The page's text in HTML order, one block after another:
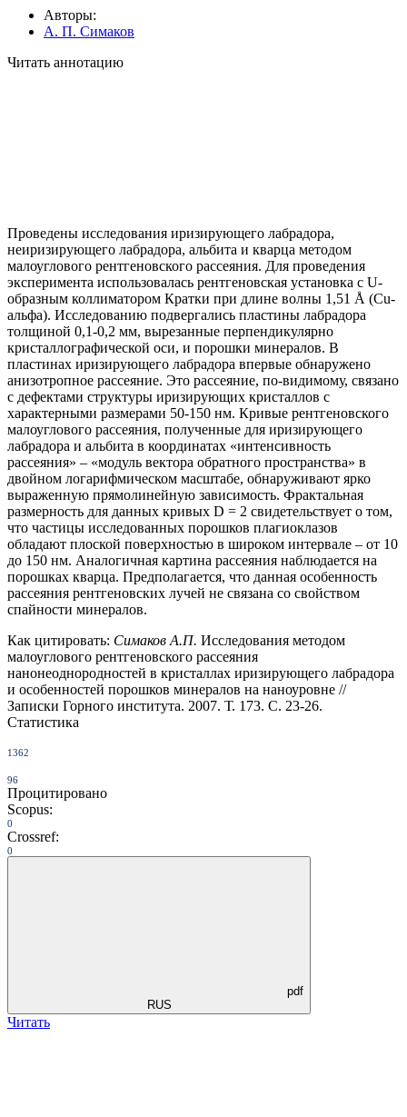
Авторы:
А. П. Симаков
Читать аннотацию
Проведены исследования иризирующего лабрадора,
неиризирующего лабрадора, альбита и кварца методом
малоуглового рентгеновского рассеяния. Для проведения
эксперимента использовалась рентгеновская установка с U-
образным коллиматором Кратки при длине волны 1,51 Å (Cu-
альфа). Исследованию подвергались пластины лабрадора
толщиной 0,1-0,2 мм, вырезанные перпендикулярно
кристаллографической оси, и порошки минералов. В
пластинах иризирующего лабрадора впервые обнаружено
анизотропное рассеяние. Это рассеяние, по-видимому, связано
с дефектами структуры иризирующих кристаллов с
характерными размерами 50-150 нм. Кривые рентгеновского
малоуглового рассеяния, полученные для иризирующего
лабрадора и альбита в координатах «интенсивность
рассеяния» – «модуль вектора обратного пространства» в
двойном логарифмическом масштабе, обнаруживают ярко
выраженную прямолинейную зависимость. Фрактальная
размерность для данных кривых D = 2 свидетельствует о том,
что частицы исследованных порошков плагиоклазов
обладают плоской поверхностью в широком интервале – от 10
до 150 нм. Аналогичная картина рассеяния наблюдается на
порошках кварца. Предполагается, что данная особенность
рассеяния рентгеновских лучей не связана со свойством
спайности минералов.
Как цитировать: Симаков А.П. Исследования методом
малоуглового рентгеновского рассеяния
нанонеоднородностей в кристаллах иризирующего лабрадора
и особенностей порошков минералов на наноуровне //
Записки Горного института. 2007. Т. 173. С. 23-26.
Статистика
1362
96
Процитировано
Scopus:
0
Crossref:
0
pdf
RUS
Читать